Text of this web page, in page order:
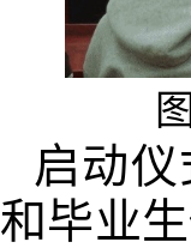
启动
和毕业